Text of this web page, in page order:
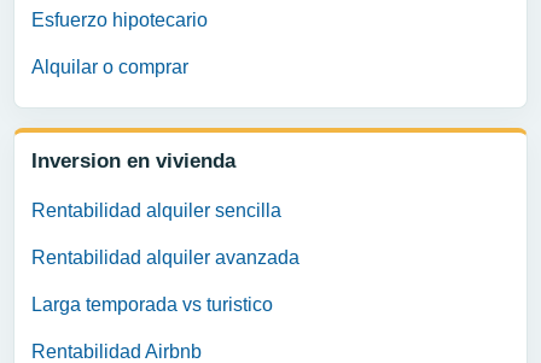
Esfuerzo hipotecario
Alquilar o comprar
Inversion en vivienda
Rentabilidad alquiler sencilla
Rentabilidad alquiler avanzada
Larga temporada vs turistico
Rentabilidad Airbnb